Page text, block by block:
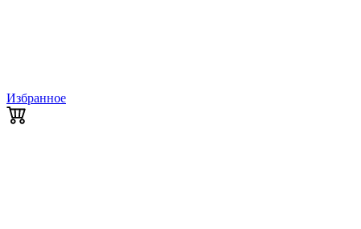
Избранное